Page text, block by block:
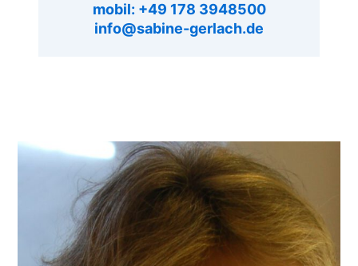
mobil: +49 178 3948500
info@sabine-gerlach.de